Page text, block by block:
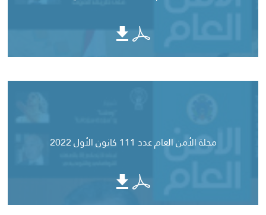
مجلة الأمن العام عدد 111 كانون الأول 2022